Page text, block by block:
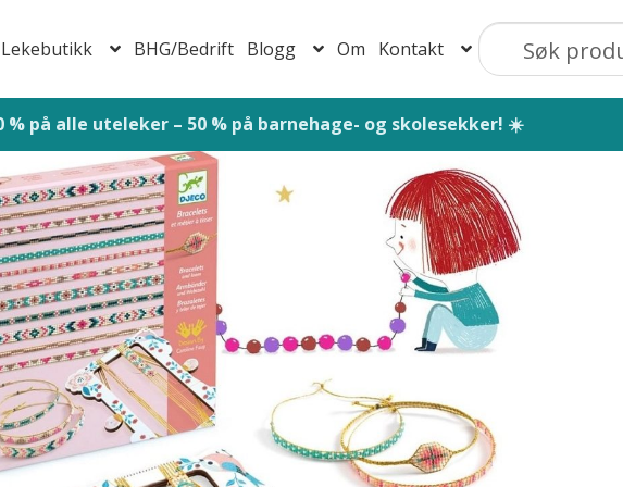
Lekebutikk BHG/Bedrift Blogg Om Kontakt Søk etter:
Baby 0-1 årBarnehageBarns utviklingBestillingsskjema for barnehager
barnehagerForeldrepermisjon samleside
vår og sommer Juleaktiviteter for barn
– Inspirasjon for hjem, skole og barnehage LekebutikkMin konto
Retningslinjer for reklamasjon og returSkole
og hjelp for barn og foreldreTil kassen